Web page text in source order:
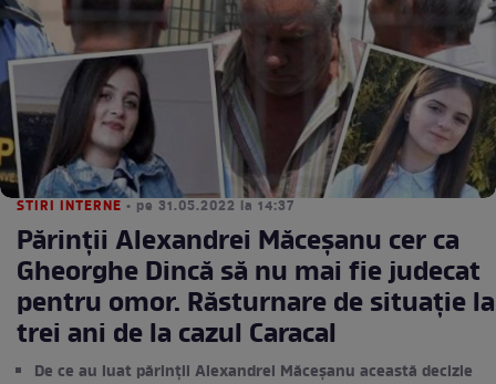
STIRI INTERNE • pe 31.05.2022 la 14:37
Părinții Alexandrei Măceșanu cer ca
Gheorghe Dincă să nu mai fie judecat
pentru omor. Răsturnare de situație la
trei ani de la cazul Caracal
De ce au luat părinții Alexandrei Măceșanu această decizie